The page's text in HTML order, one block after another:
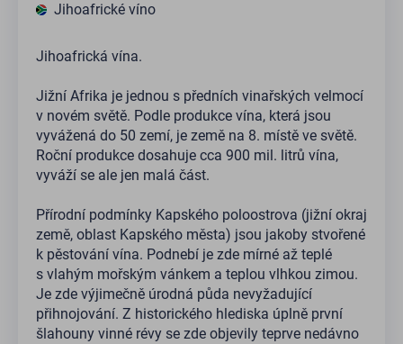
Jihoafrické víno
Jihoafrická vína.
Jižní Afrika je jednou s předních vinařských velmocí
v novém světě. Podle produkce vína, která jsou
vyvážená do 50 zemí, je země na 8. místě ve světě.
Roční produkce dosahuje cca 900 mil. litrů vína,
vyváží se ale jen malá část.
Přírodní podmínky Kapského poloostrova (jižní okraj
země, oblast Kapského města) jsou jakoby stvořené
k pěstování vína. Podnebí je zde mírné až teplé
s vlahým mořským vánkem a teplou vlhkou zimou.
Je zde výjimečně úrodná půda nevyžadující
přihnojování. Z historického hlediska úplně první
šlahouny vinné révy se zde objevily teprve nedávno